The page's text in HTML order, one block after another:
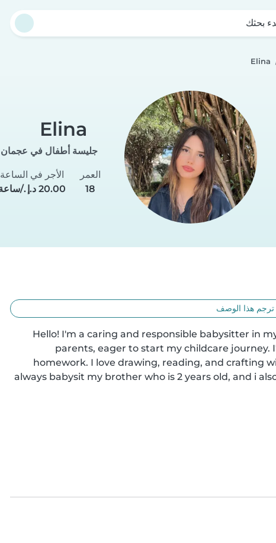
بحثك
Elina
Elina
جليسة أطفال في عجمان
العمر
18
الأجر في الساعة
ترجم هذا الوصف
Hello! I'm a caring and responsible babysitter in
parents, eager to start my childcare
homework. I love drawing, reading, and crafting
always babysit my brother who is 2 years old, and i